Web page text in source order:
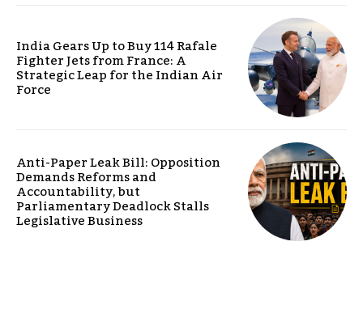
India Gears Up to Buy 114 Rafale
Fighter Jets from France: A
Strategic Leap for the Indian Air
Force
Anti-Paper Leak Bill: Opposition
Demands Reforms and
Accountability, but
Parliamentary Deadlock Stalls
Legislative Business